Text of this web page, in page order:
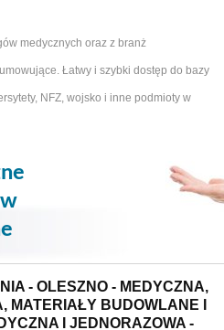
medycznych oraz z branż
Łatwy i szybki dostęp do bazy
NFZ, wojsko i inne podmioty w
- OLESZNO - MEDYCZNA,
MATERIAŁY BUDOWLANE I
I JEDNORAZOWA -